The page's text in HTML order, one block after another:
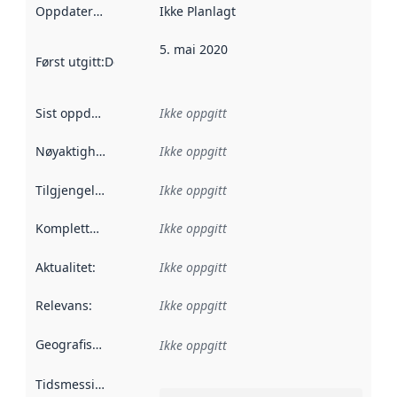
Oppdateringsfrekvens :
Ikke Planlagt
Først utgitt:Denne datoen sier når dataene i dette
5. mai 2020
Sist oppdatert Ikke oppgitt
Nøyaktighet Ikke oppgitt
Tilgjengelighet Ikke oppgitt
Kompletthet Ikke oppgitt
Aktualitet: Ikke oppgitt
Relevans: Ikke oppgitt
Geografisk avgrensning :
Ikke oppgitt
Tidsmessig avgrensning